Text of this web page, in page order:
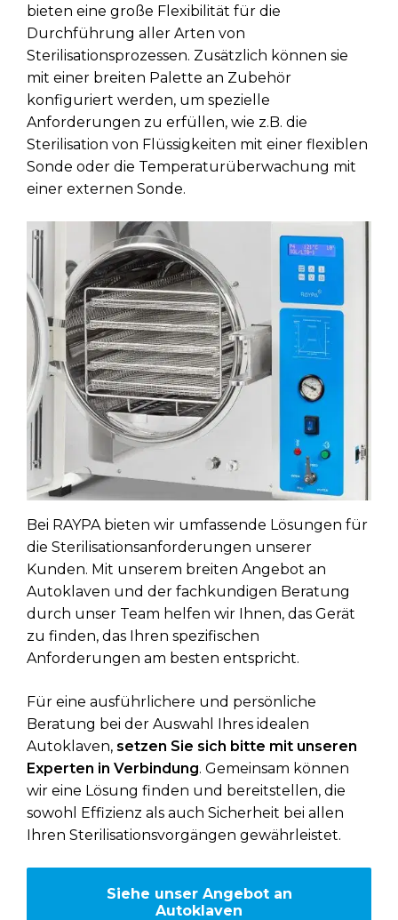
bieten eine große Flexibilität für die
Durchführung aller Arten von
Sterilisationsprozessen. Zusätzlich können sie
mit einer breiten Palette an Zubehör
konfiguriert werden, um spezielle
Anforderungen zu erfüllen, wie z.B. die
Sterilisation von Flüssigkeiten mit einer flexiblen
Sonde oder die Temperaturüberwachung mit
einer externen Sonde.
Bei RAYPA bieten wir umfassende Lösungen für
die Sterilisationsanforderungen unserer
Kunden. Mit unserem breiten Angebot an
Autoklaven und der fachkundigen Beratung
durch unser Team helfen wir Ihnen, das Gerät
zu finden, das Ihren spezifischen
Anforderungen am besten entspricht.
Für eine ausführlichere und persönliche
Beratung bei der Auswahl Ihres idealen
Autoklaven, setzen Sie sich bitte mit unseren
Experten in Verbindung. Gemeinsam können
wir eine Lösung finden und bereitstellen, die
sowohl Effizienz als auch Sicherheit bei allen
Ihren Sterilisationsvorgängen gewährleistet.
Siehe unser Angebot an
Autoklaven